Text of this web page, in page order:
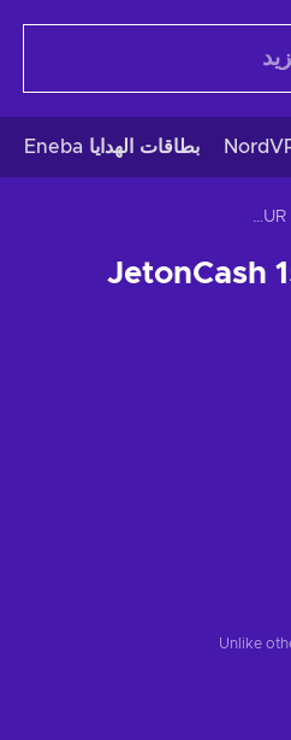
بطاقات الهدايا Eneba
JetonCash 15 EUR Voucher GLOBAL
JetonCash
Unlike